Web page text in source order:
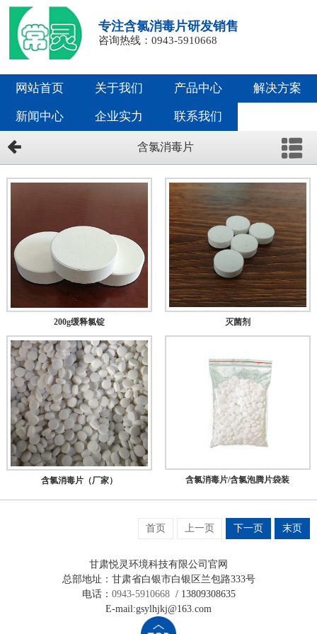
专注含氯消毒片研发销售
咨询热线：0943-5910668
网站首页 关于我们 产品中心 解决方案
新闻中心 企业实力 联系我们
含氯消毒片
200g缓释氯锭 灭菌剂
含氯消毒片（厂家） 含氯消毒片/含氯泡腾片袋装
首页 上一页 下一页 末页
甘肃悦灵环境科技有限公司官网
总部地址：甘肃省白银市白银区兰包路333号
电话： 0943-5910668/ 13809308635
E-mail:gsylhjkj@163.com